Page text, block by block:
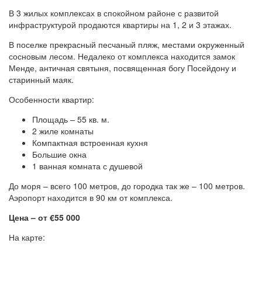
В 3 жилых комплексах в спокойном районе с развитой
инфраструктурой продаются квартиры на 1, 2 и 3 этажах.
В поселке прекрасный песчаный пляж, местами окруженный
сосновым лесом. Недалеко от комплекса находится замок
Менде, античная святыня, посвященная богу Посейдону и
старинный маяк.
Особенности квартир:
Площадь – 55 кв. м.
2 жиле комнаты
Компактная встроенная кухня
Большие окна
1 ванная комната с душевой
До моря – всего 100 метров, до городка так же – 100 метров.
Аэропорт находится в 90 км от комплекса.
Цена – от €55 000
На карте: